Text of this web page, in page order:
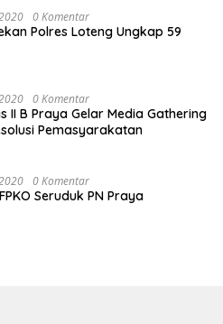
0 Komentar
Polres Loteng Ungkap 59
0 Komentar
II B Praya Gelar Media Gathering
Pemasyarakatan
0 Komentar
Seruduk PN Praya